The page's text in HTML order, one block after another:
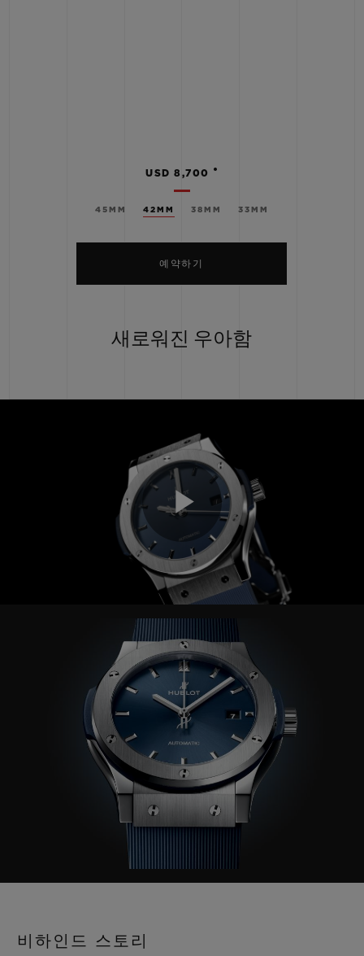
45MM 42MM 38MM 33MM
USD 8,700 •
예약하기
새로워진 우아함
Play
Video
비하인드 스토리